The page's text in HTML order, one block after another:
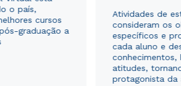
o país,
cursos
graduação a
Atividades de
consideram os
específicos e
cada aluno e
conhecimentos,
atitudes,
protagonista da